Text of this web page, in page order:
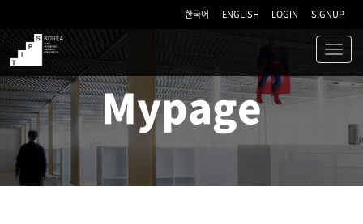
한국어 ENGLISH LOGIN SIGNUP
TIPS
Mypage